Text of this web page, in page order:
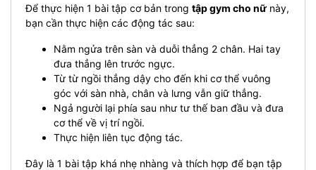
Để thực hiện 1 bài tập cơ bản trong tập gym cho nữ này,
bạn cần thực hiện các động tác sau:
Nằm ngửa trên sàn và duỗi thẳng 2 chân. Hai tay
đưa thẳng lên trước ngực.
Từ từ ngồi thẳng dậy cho đến khi cơ thể vuông
góc với sàn nhà, chân và lưng vẫn giữ thẳng.
Ngả người lại phía sau như tư thế ban đầu và đưa
cơ thể về vị trí ngồi.
Thực hiện liên tục động tác.
Đây là 1 bài tập khá nhẹ nhàng và thích hợp để bạn tập